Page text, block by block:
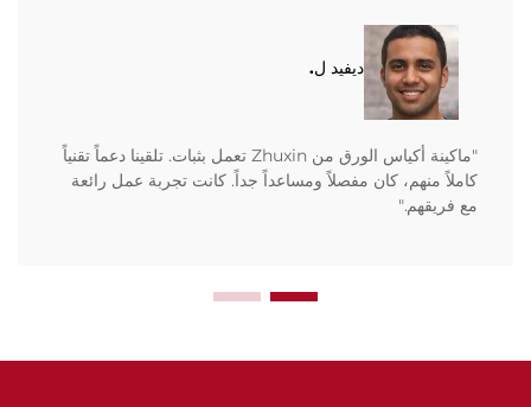
ديفيد ل.
"ماكينة أكياس الورق من Zhuxin تعمل بثبات. تلقينا دعماً تقنياً
كاملاً منهم، كان مفصلاً ومساعداً جداً. كانت تجربة عمل رائعة
مع فريقهم."